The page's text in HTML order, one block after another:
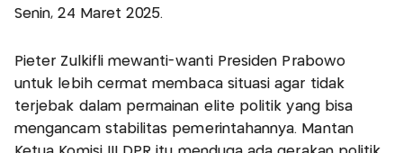
Senin, 24 Maret 2025.
Pieter Zulkifli mewanti-wanti Presiden Prabowo
untuk lebih cermat membaca situasi agar tidak
terjebak dalam permainan elite politik yang bisa
mengancam stabilitas pemerintahannya. Mantan